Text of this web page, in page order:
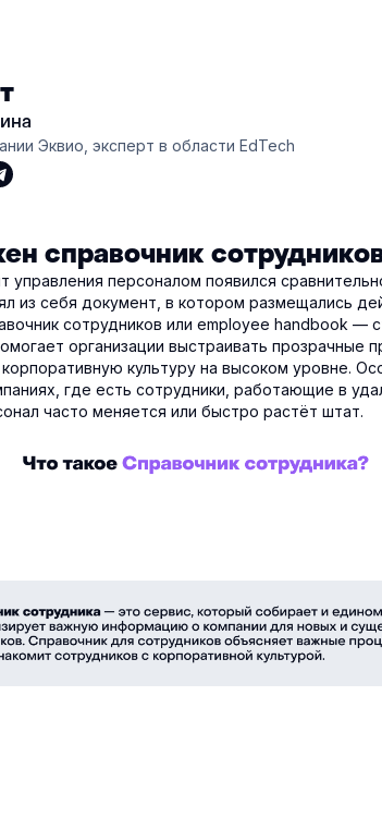
Эквио, эксперт в области EdTech
справочник
управления персоналом появился
из себя документ, в котором размещались
сотрудников или employee handbook —
организации выстраивать прозрачные
культуру на высоком уровне.
где есть сотрудники, работающие в
часто меняется или быстро растёт штат.